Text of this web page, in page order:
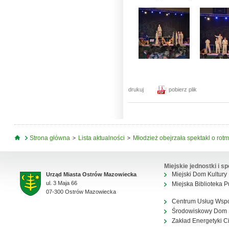
drukuj pobierz plik
Jesteś tutaj
Strona główna Lista aktualności Młodzież obejrzała spektakl o
Urząd Miasta Ostrów Mazowiecka
ul. 3 Maja 66
07-300 Ostrów Mazowiecka
Miejskie jednostki i
Miejski Dom Kultury
Miejska Biblioteka
Centrum Usług
Środowiskowy Dom
Zakład Energetyki